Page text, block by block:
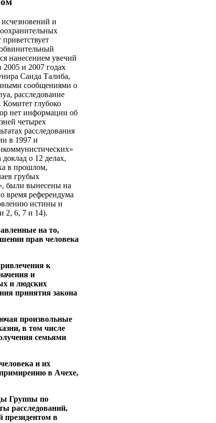
и
нанесением увечий
и 2007 годах
Саида Талиба,
сообщениями о
расследование
Комитет глубоко
нет информации об
четырех
расследования
в 1997 и
о 12 делах,
в прошлом,
грубых
были вынесены на
время референдума
истины и
2, 6, 7 и 14).
на то,
прав человека
к
и
и людских
принятия закона
произвольные
в том числе
семьями
и их
в Ачехе,
Группы по
расследований,
президентом в